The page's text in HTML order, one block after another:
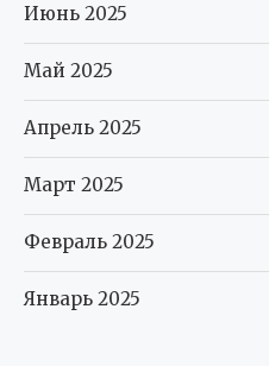
Июнь 2025
Май 2025
Апрель 2025
Март 2025
Февраль 2025
Январь 2025